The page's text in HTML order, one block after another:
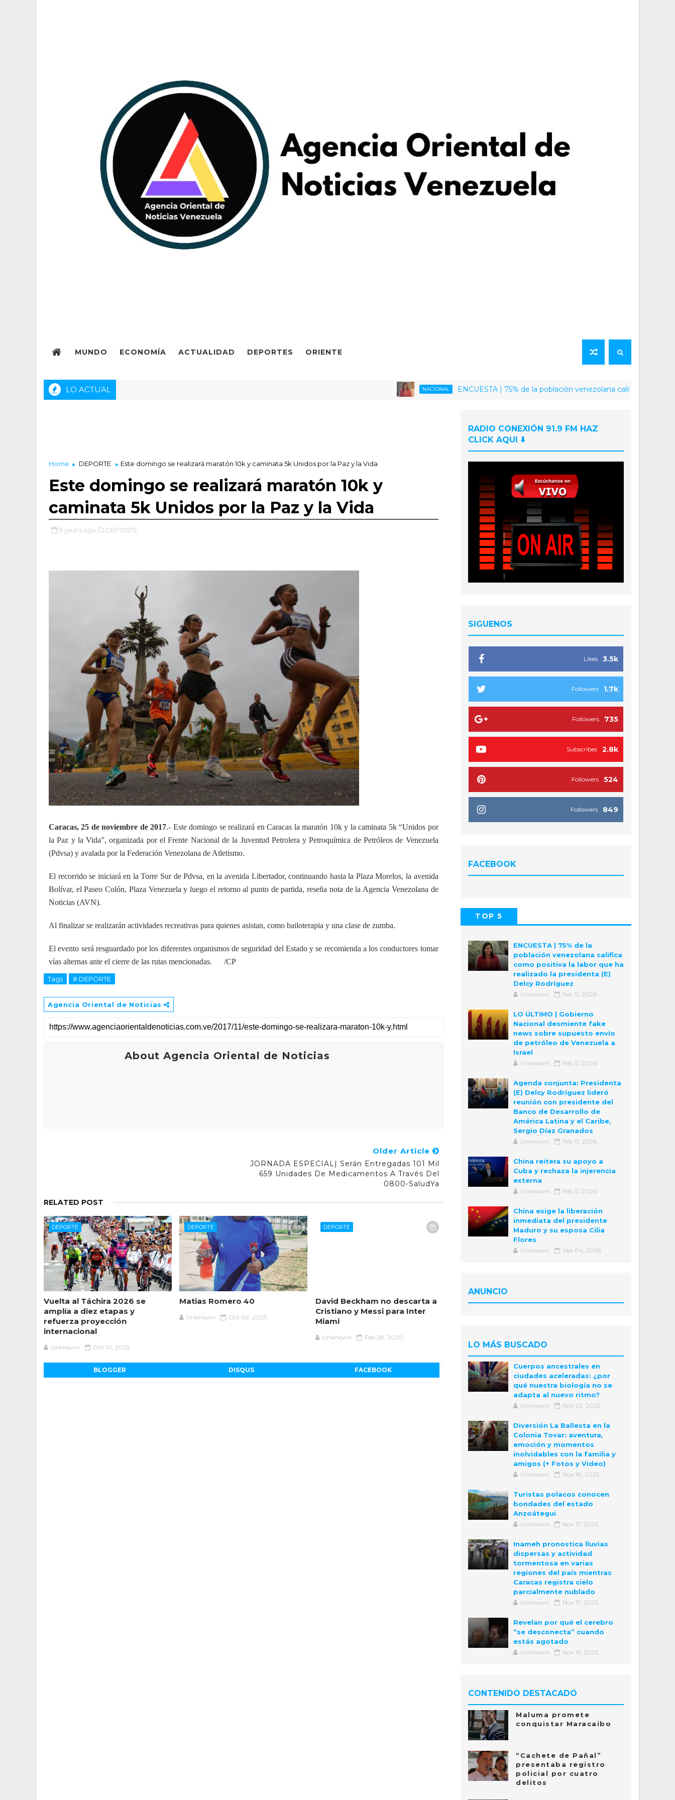
MUNDO ECONOMÍA ACTUALIDAD DEPORTES ORIENTE
LO ACTUAL NACIONAL ENCUESTA | 75% de la población venezolana califica como
Home DEPORTE Este domingo se realizará maratón 10k y caminata 5k Unidos por la Paz y la Vida
Este domingo se realizará maratón 10k y
caminata 5k Unidos por la Paz y la Vida
9 years ago DEPORTE,
Caracas, 25 de noviembre de 2017.- Este domingo se realizará en Caracas la maratón 10k y la caminata 5k “Unidos por
la Paz y la Vida”, organizada por el Frente Nacional de la Juventud Petrolera y Petroquímica de Petróleos de Venezuela
(Pdvsa) y avalada por la Federación Venezolana de Atletismo.
El recorrido se iniciará en la Torre Sur de Pdvsa, en la avenida Libertador, continuando hasta la Plaza Morelos, la avenida
Bolívar, el Paseo Colón, Plaza Venezuela y luego el retorno al punto de partida, reseña nota de la Agencia Venezolana de
Noticias (AVN).
Al finalizar se realizarán actividades recreativas para quienes asistan, como bailoterapia y una clase de zumba.
El evento será resguardado por los diferentes organismos de seguridad del Estado y se recomienda a los conductores tomar
vías alternas ante el cierre de las rutas mencionadas. /CP
Tags # DEPORTE
Agencia Oriental de Noticias
About Agencia Oriental de Noticias
Older Article
JORNADA ESPECIAL| Serán Entregadas 101 Mil
659 Unidades De Medicamentos A Través Del
0800-SaludYa
RELATED POST
DEPORTE
Vuelta al Táchira 2026 se
amplía a diez etapas y
refuerza proyección
internacional
Unknown Oct 10, 2025
DEPORTE
Matias Romero 40
Unknown Oct 09, 2025
DEPORTE
David Beckham no descarta a
Cristiano y Messi para Inter
Miami
Unknown Feb 28, 2020
BLOGGER DISQUS FACEBOOK
RADIO CONEXIÓN 91.9 FM HAZ
CLICK AQUI ⬇️
SIGUENOS
3.5k
Likes
1.7k
Followers
735
Followers
2.8k
Subscribes
524
Followers
849
Followers
FACEBOOK
TOP 5
ENCUESTA | 75% de la
población venezolana califica
como positiva la labor que ha
realizado la presidenta (E)
Delcy Rodríguez
Unknown Feb 11, 2026
LO ÚLTIMO | Gobierno
Nacional desmiente fake
news sobre supuesto envío
de petróleo de Venezuela a
Israel
Unknown Feb 11, 2026
Agenda conjunta: Presidenta
(E) Delcy Rodríguez lideró
reunión con presidente del
Banco de Desarrollo de
América Latina y el Caribe,
Sergio Díaz Granados
Unknown Feb 11, 2026
China reitera su apoyo a
Cuba y rechaza la injerencia
externa
Unknown Feb 11, 2026
China exige la liberación
inmediata del presidente
Maduro y su esposa Cilia
Flores
Unknown Jan 04, 2026
ANUNCIO
LO MÁS BUSCADO
Cuerpos ancestrales en
ciudades aceleradas: ¿por
qué nuestra biología no se
adapta al nuevo ritmo?
Unknown Nov 22, 2025
Diversión La Ballesta en la
Colonia Tovar: aventura,
emoción y momentos
inolvidables con la familia y
amigos (+ Fotos y Video)
Unknown Nov 18, 2025
Turistas polacos conocen
bondades del estado
Anzoátegui
Unknown Nov 17, 2025
Inameh pronostica lluvias
dispersas y actividad
tormentosa en varias
regiones del país mientras
Caracas registra cielo
parcialmente nublado
Unknown Nov 17, 2025
Revelan por qué el cerebro
“se desconecta” cuando
estás agotado
Unknown Nov 15, 2025
CONTENIDO DESTACADO
Maluma promete
conquistar Maracaibo
“Cachete de Pañal”
presentaba registro
policial por cuatro
delitos